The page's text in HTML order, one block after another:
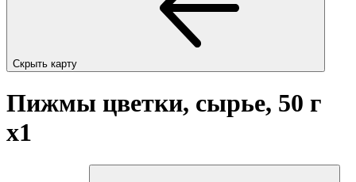
Скрыть карту
Пижмы цветки, сырье, 50 г
x1